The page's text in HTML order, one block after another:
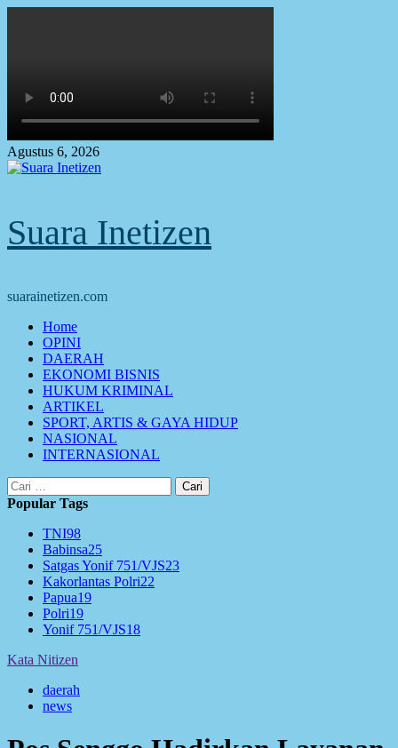
Agustus 6, 2026
Suara Inetizen
suarainetizen.com
Primary
Menu
Home
OPINI
DAERAH
EKONOMI BISNIS
HUKUM KRIMINAL
ARTIKEL
SPORT, ARTIS & GAYA HIDUP
NASIONAL
INTERNASIONAL
Cari
untuk:
Popular Tags
TNI98
Babinsa25
Satgas Yonif 751/VJS23
Kakorlantas Polri22
Papua19
Polri19
Yonif 751/VJS18
Kata Nitizen
daerah
news